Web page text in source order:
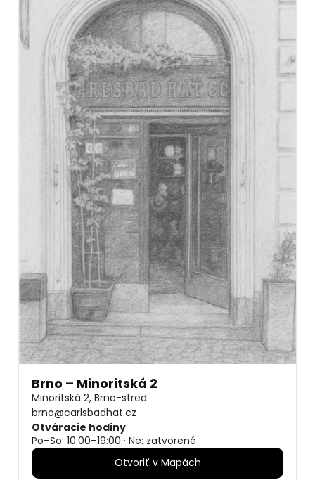
Brno – Minoritská 2
Minoritská 2, Brno-stred
brno@carlsbadhat.cz
Otváracie hodiny
Po–So: 10:00–19:00 · Ne: zatvorené
Otvoriť v Mapách